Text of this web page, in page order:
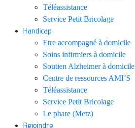
Téléassistance
Service Petit Bricolage
Handicap
Etre accompagné à domicile
Soins infirmiers à domicile
Soutien Alzheimer à domicile
Centre de ressources AMI’S
Téléassistance
Service Petit Bricolage
Le phare (Metz)
Rejoindre